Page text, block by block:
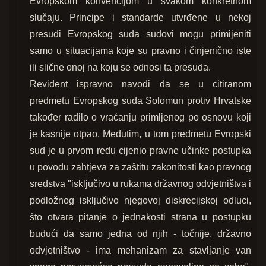
slučaju. Principe i standarde utvrđene u nekoj
presudi Evropskog suda sudovi mogu primijeniti
samo u situacijama koje su pravno i činjenično iste
ili slične onoj na koju se odnosi ta presuda.
Revident ispravno navodi da se u citiranom
predmetu Evropskog suda Solomun protiv Hrvatske
također radilo o vraćanju primljenog po osnovu koji
je kasnije otpao. Međutim, u tom predmetu Evropski
sud je u prvom redu cijenio pravne učinke postupka
u povodu zahtjeva za zaštitu zakonitosti kao pravnog
sredstva "isključivo u rukama državnog odvjetništva i
podložnog isključivo njegovoj diskrecijskoj odluci,
što otvara pitanje o jednakosti strana u postupku
budući da samo jedna od njih - točnije, državno
odvjetništvo - ima mehanizam za stavljanje van